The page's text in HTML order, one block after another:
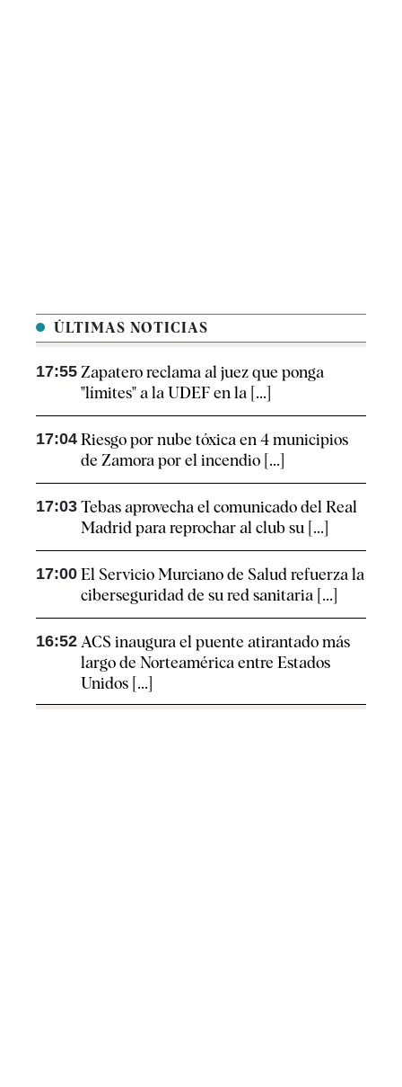
ÚLTIMAS NOTICIAS
17:55 Zapatero reclama al juez que ponga
"límites" a la UDEF en la [...]
17:04 Riesgo por nube tóxica en 4 municipios
de Zamora por el incendio [...]
17:03 Tebas aprovecha el comunicado del Real
Madrid para reprochar al club su [...]
17:00 El Servicio Murciano de Salud refuerza la
ciberseguridad de su red sanitaria [...]
16:52 ACS inaugura el puente atirantado más
largo de Norteamérica entre Estados
Unidos [...]